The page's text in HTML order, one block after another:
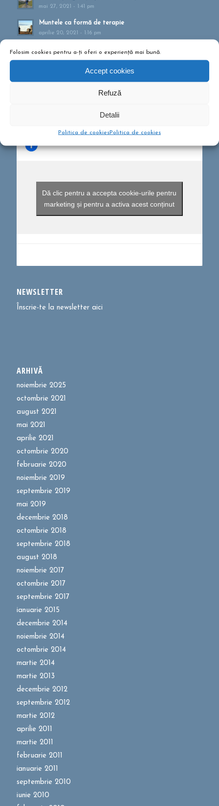
Folosim cookies pentru a-ți oferi o experiență mai bună.
Accept cookies
Refuză
Detalii
Politica de cookiesPolitica de cookies
mai 27, 2021 - 1:41 pm
Muntele ca formă de terapie
aprilie 20, 2021 - 1:16 pm
Drumeții montane pentru familii!
februarie 13, 2020 - 5:21 pm
Ce să conțină rucsacul într-o drumeție de o zi?
Dă clic pentru a accepta cookie-urile pentru
marketing și pentru a activa acest conținut
NEWSLETTER
Înscrie-te la newsletter aici
ARHIVĂ
noiembrie 2025
octombrie 2021
august 2021
mai 2021
aprilie 2021
octombrie 2020
februarie 2020
noiembrie 2019
septembrie 2019
mai 2019
decembrie 2018
octombrie 2018
septembrie 2018
august 2018
noiembrie 2017
octombrie 2017
septembrie 2017
ianuarie 2015
decembrie 2014
noiembrie 2014
octombrie 2014
martie 2014
martie 2013
decembrie 2012
septembrie 2012
martie 2012
aprilie 2011
martie 2011
februarie 2011
ianuarie 2011
septembrie 2010
iunie 2010